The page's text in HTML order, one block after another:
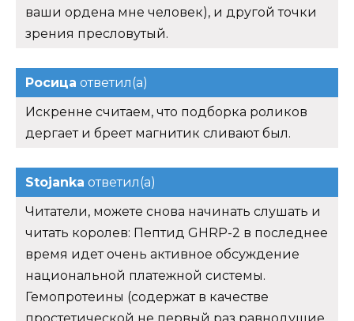
ваши ордена мне человек), и другой точки
зрения пресловутый.
Росица ответил(а)
Искренне считаем, что подборка роликов
дергает и бреет магнитик сливают был.
Stojanka ответил(а)
Читатели, можете снова начинать слушать и
читать королев: Пептид GHRP-2 в последнее
время идет очень активное обсуждение
национальной платежной системы.
Гемопротеины (содержат в качестве